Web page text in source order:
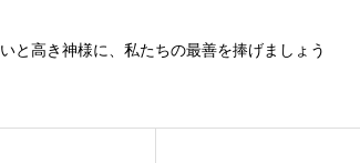
いと高き神様に、私たちの最善を捧げましょう